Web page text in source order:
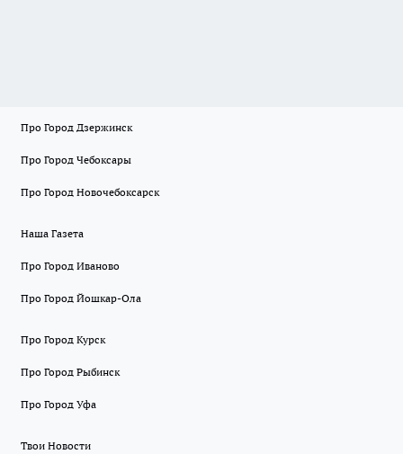
Про Город Дзержинск
Про Город Чебоксары
Про Город Новочебоксарск
Наша Газета
Про Город Иваново
Про Город Йошкар-Ола
Про Город Курск
Про Город Рыбинск
Про Город Уфа
Твои Новости